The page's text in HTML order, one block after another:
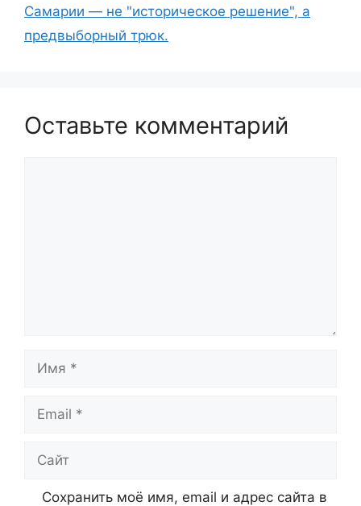
Самарии — не "историческое решение", а
предвыборный трюк.
Оставьте комментарий
Сохранить моё имя, email и адрес сайта в